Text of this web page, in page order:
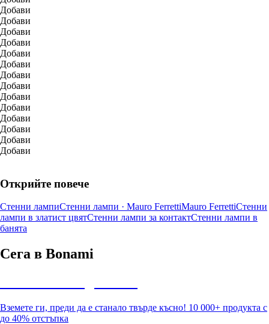
Добави
Добави
Добави
Добави
Добави
Добави
Добави
Добави
Добави
Добави
Добави
Добави
Добави
Добави
Открийте повече
Стенни лампиСтенни лампи · Mauro FerrettiMauro FerrettiСтенни
лампи в златист цвятСтенни лампи за контактСтенни лампи в
банята
Сега в Bonami
Вземете ги, преди да е станало твърде късно! 10 000+ продукта с
до 40% отстъпка